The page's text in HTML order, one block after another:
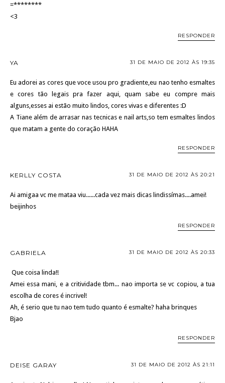
=********
<3
RESPONDER
YA 31 DE MAIO DE 2012 ÀS 19:35
Eu adorei as cores que voce usou pro gradiente,eu nao tenho esmaltes
e cores tão legais pra fazer aqui, quam sabe eu compre mais
alguns,esses ai estão muito lindos, cores vivas e diferentes :D
A Tiane além de arrasar nas tecnicas e nail arts,so tem esmaltes lindos
que matam a gente do coração HAHA
RESPONDER
KERLLY COSTA 31 DE MAIO DE 2012 ÀS 20:21
Ai amigaa vc me mataa viu......cada vez mais dicas lindissímas....amei!
beijinhos
RESPONDER
GABRIELA 31 DE MAIO DE 2012 ÀS 20:33
Que coisa linda!!
Amei essa mani, e a critividade tbm... nao importa se vc copiou, a tua
escolha de cores é incrivel!
Ah, é serio que tu nao tem tudo quanto é esmalte? haha brinques
Bjao
RESPONDER
DEISE GARAY 31 DE MAIO DE 2012 ÀS 21:11